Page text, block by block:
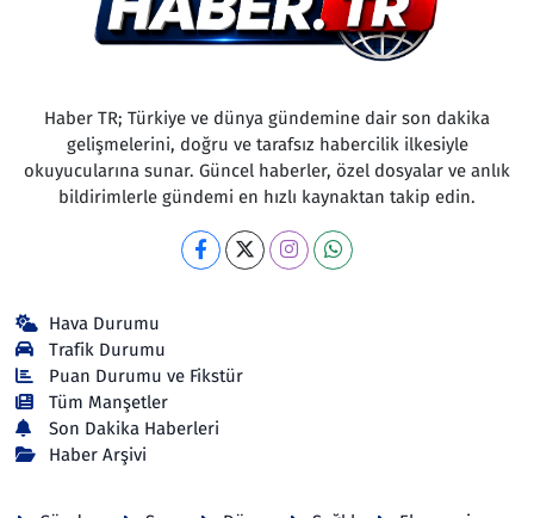
Haber TR; Türkiye ve dünya gündemine dair son dakika
gelişmelerini, doğru ve tarafsız habercilik ilkesiyle
okuyucularına sunar. Güncel haberler, özel dosyalar ve anlık
bildirimlerle gündemi en hızlı kaynaktan takip edin.
Hava Durumu
Trafik Durumu
Puan Durumu ve Fikstür
Tüm Manşetler
Son Dakika Haberleri
Haber Arşivi